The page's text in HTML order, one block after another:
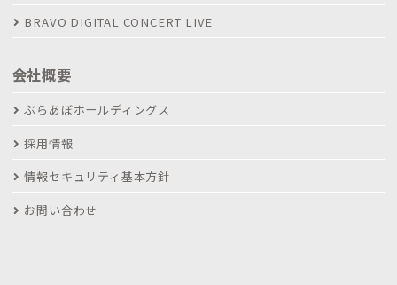
BRAVO DIGITAL CONCERT LIVE
会社概要
ぶらあぼホールディングス
採用情報
情報セキュリティ基本方針
お問い合わせ